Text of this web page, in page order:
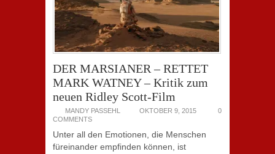
DER MARSIANER – RETTET
MARK WATNEY – Kritik zum
neuen Ridley Scott-Film
MANDY PASSEHL OKTOBER 9, 2015
0
COMMENTS
Unter all den Emotionen, die Menschen
füreinander empfinden können, ist